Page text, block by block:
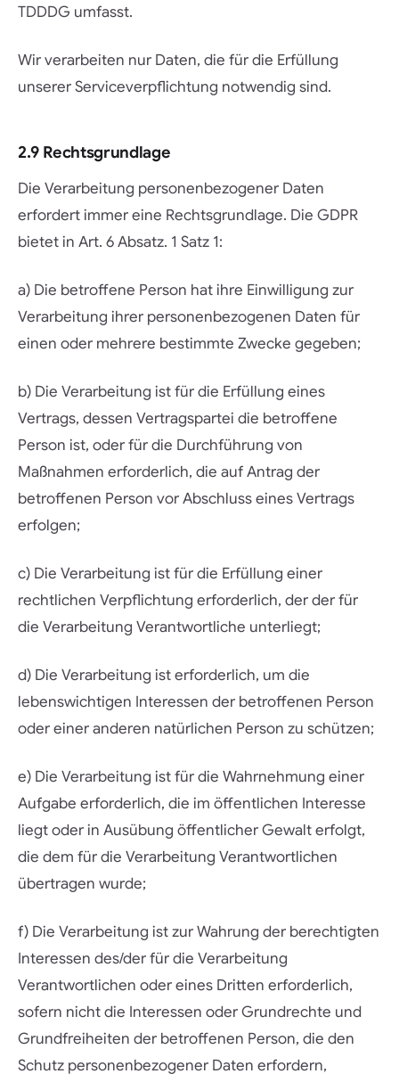
TDDDG umfasst.
Wir verarbeiten nur Daten, die für die Erfüllung
unserer Serviceverpflichtung notwendig sind.
2.9 Rechtsgrundlage
Die Verarbeitung personenbezogener Daten
erfordert immer eine Rechtsgrundlage. Die GDPR
bietet in Art. 6 Absatz. 1 Satz 1:
a) Die betroffene Person hat ihre Einwilligung zur
Verarbeitung ihrer personenbezogenen Daten für
einen oder mehrere bestimmte Zwecke gegeben;
b) Die Verarbeitung ist für die Erfüllung eines
Vertrags, dessen Vertragspartei die betroffene
Person ist, oder für die Durchführung von
Maßnahmen erforderlich, die auf Antrag der
betroffenen Person vor Abschluss eines Vertrags
erfolgen;
c) Die Verarbeitung ist für die Erfüllung einer
rechtlichen Verpflichtung erforderlich, der der für
die Verarbeitung Verantwortliche unterliegt;
d) Die Verarbeitung ist erforderlich, um die
lebenswichtigen Interessen der betroffenen Person
oder einer anderen natürlichen Person zu schützen;
e) Die Verarbeitung ist für die Wahrnehmung einer
Aufgabe erforderlich, die im öffentlichen Interesse
liegt oder in Ausübung öffentlicher Gewalt erfolgt,
die dem für die Verarbeitung Verantwortlichen
übertragen wurde;
f) Die Verarbeitung ist zur Wahrung der berechtigten
Interessen des/der für die Verarbeitung
Verantwortlichen oder eines Dritten erforderlich,
sofern nicht die Interessen oder Grundrechte und
Grundfreiheiten der betroffenen Person, die den
Schutz personenbezogener Daten erfordern,